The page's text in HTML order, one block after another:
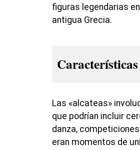
figuras legendarias
antigua Grecia.
Las «alcateas»
que podrían incluir
danza,
eran momentos de